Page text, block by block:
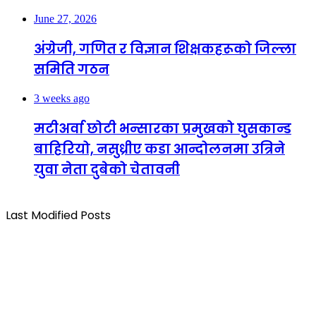
June 27, 2026
अंग्रेजी, गणित र विज्ञान शिक्षकहरूको जिल्ला
समिति गठन
3 weeks ago
मटीअर्वा छोटी भन्सारका प्रमुखको घुसकान्ड
बाहिरियो, नसुध्रीए कडा आन्दोलनमा उत्रिने
युवा नेता दुबेको चेतावनी
Last Modified Posts